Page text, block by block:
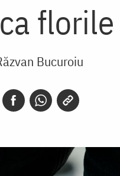
Bucuroiu